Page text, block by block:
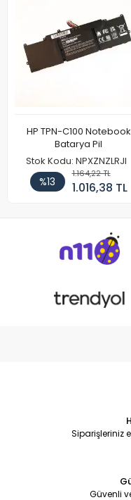
HP TPN-C100 Notebook
Batarya Pil
Stok Kodu: NPXZNZLRJI
%13
1.164,22 TL
1.016,38 TL
Siparişleriniz
Güvenli